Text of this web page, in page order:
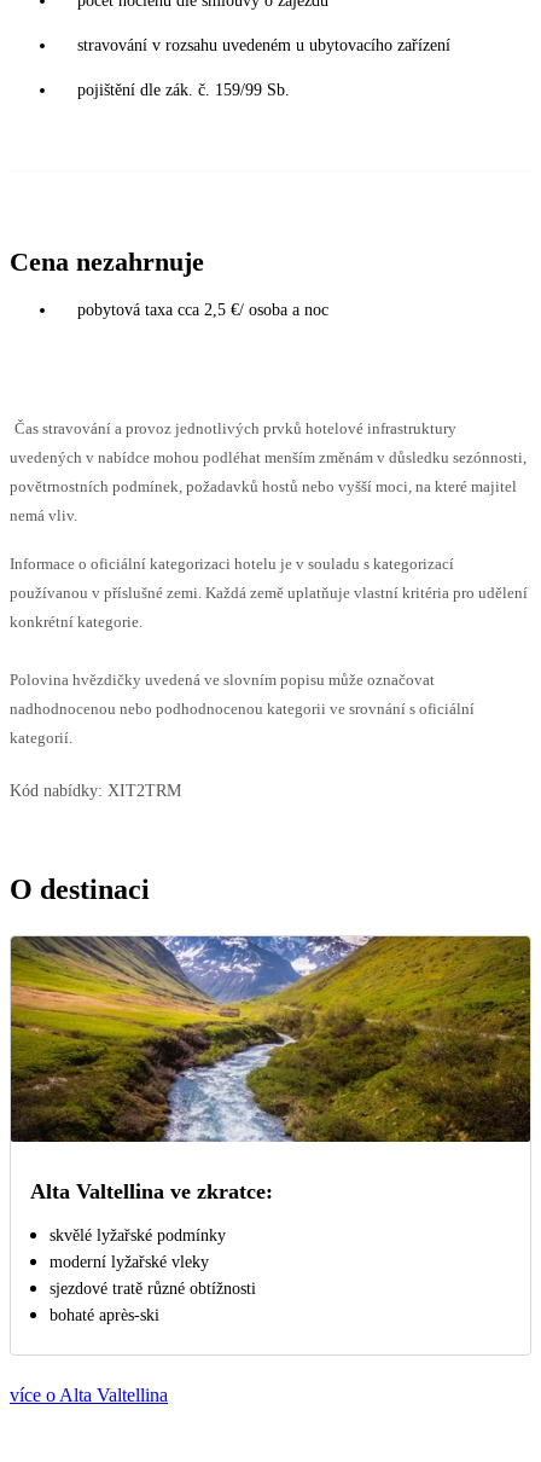
stravování v rozsahu uvedeném u ubytovacího zařízení
pojištění dle zák. č. 159/99 Sb.
Cena nezahrnuje
pobytová taxa cca 2,5 €/ osoba a noc
Čas stravování a provoz jednotlivých prvků hotelové infrastruktury
uvedených v nabídce mohou podléhat menším změnám v důsledku sezónnosti,
povětrnostních podmínek, požadavků hostů nebo vyšší moci, na které majitel
nemá vliv.
Informace o oficiální kategorizaci hotelu je v souladu s kategorizací
používanou v příslušné zemi. Každá země uplatňuje vlastní kritéria pro udělení
konkrétní kategorie.
Polovina hvězdičky uvedená ve slovním popisu může označovat
nadhodnocenou nebo podhodnocenou kategorii ve srovnání s oficiální
kategorií.
Kód nabídky: XIT2TRM
O destinaci
Alta Valtellina ve zkratce:
skvělé lyžařské podmínky
moderní lyžařské vleky
sjezdové tratě různé obtížnosti
bohaté aprѐs-ski
více o Alta Valtellina